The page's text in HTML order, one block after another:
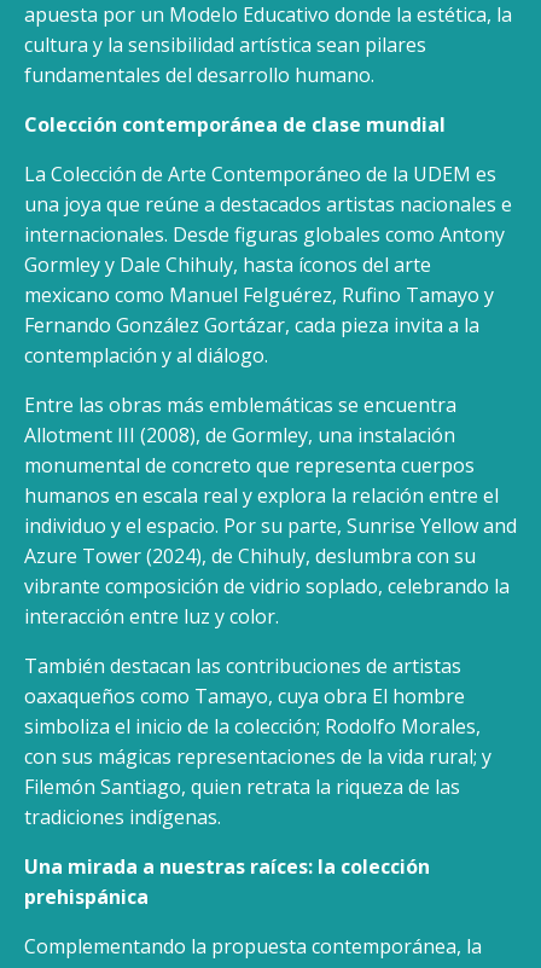
apuesta por un Modelo Educativo donde la estética, la
cultura y la sensibilidad artística sean pilares
fundamentales del desarrollo humano.
Colección contemporánea de clase mundial
La Colección de Arte Contemporáneo de la UDEM es
una joya que reúne a destacados artistas nacionales e
internacionales. Desde figuras globales como Antony
Gormley y Dale Chihuly, hasta íconos del arte
mexicano como Manuel Felguérez, Rufino Tamayo y
Fernando González Gortázar, cada pieza invita a la
contemplación y al diálogo.
Entre las obras más emblemáticas se encuentra
Allotment III (2008), de Gormley, una instalación
monumental de concreto que representa cuerpos
humanos en escala real y explora la relación entre el
individuo y el espacio. Por su parte, Sunrise Yellow and
Azure Tower (2024), de Chihuly, deslumbra con su
vibrante composición de vidrio soplado, celebrando la
interacción entre luz y color.
También destacan las contribuciones de artistas
oaxaqueños como Tamayo, cuya obra El hombre
simboliza el inicio de la colección; Rodolfo Morales,
con sus mágicas representaciones de la vida rural; y
Filemón Santiago, quien retrata la riqueza de las
tradiciones indígenas.
Una mirada a nuestras raíces: la colección
prehispánica
Complementando la propuesta contemporánea, la